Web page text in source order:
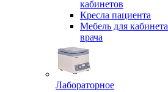
кабинетов
Кресла пациента
Мебель для кабинета
врача
Лабораторное